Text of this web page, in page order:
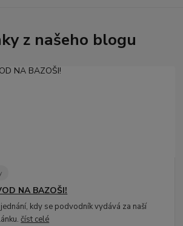
z našeho blogu
NA BAZOŠI!
kdy se podvodník vydává za naší
číst celé